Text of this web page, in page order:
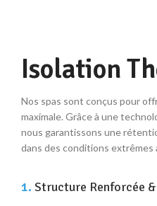
Isolation
Nos spas sont conçus pour
maximale. Grâce à une
nous garantissons une
dans des conditions extrêmes
1. Structure Renforcée